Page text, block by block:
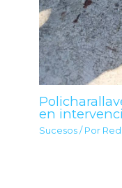
en
Sucesos / Por